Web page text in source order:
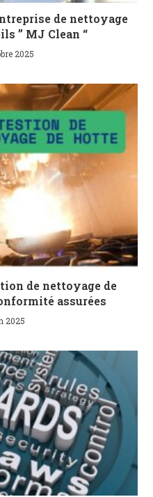
de nettoyage
” MJ Clean “
2025
de nettoyage de
assurées
2025